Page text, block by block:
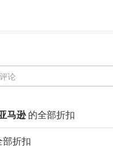
论
马逊的全部折扣
折扣